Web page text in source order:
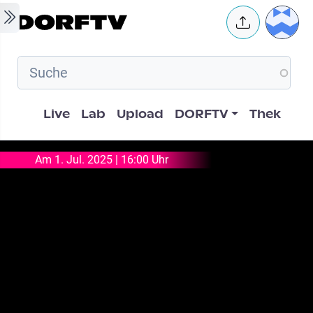
Skip to main content User
Hauptnavigation
Live Lab Upload DORFTV Thek
Am 1. Jul. 2025 | 16:00 Uhr